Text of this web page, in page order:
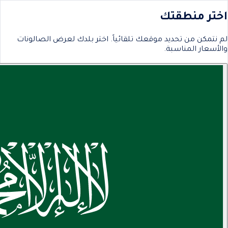
اختر منطقتك
لم نتمكن من تحديد موقعك تلقائياً. اختر بلدك لعرض الصالونات
والأسعار المناسبة.